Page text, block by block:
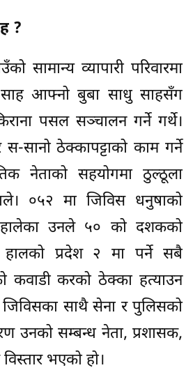
?
सामान्य व्यापारी परिवारमा
आफ्नो बुबा साधु साहसँग
पसल सञ्चालन गर्ने गर्थे।
सानो ठेक्कापट्टाको काम गर्ने
नेताको सहयोगमा ठुल्ठूला
०५२ मा जिविस धनुषाको
हालेका उनले ५० को दशकको
हालको प्रदेश २ मा पर्ने सबै
कवाडी करको ठेक्का हत्याउन
साथै सेना र पुलिसको
उनको सम्बन्ध नेता, प्रशासक,
भएको हो।